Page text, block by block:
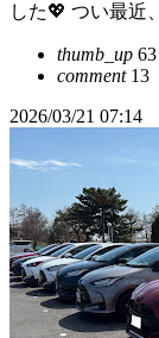
した💖 つい最近
thumb_up 63
comment13
2026/03/21 07:14